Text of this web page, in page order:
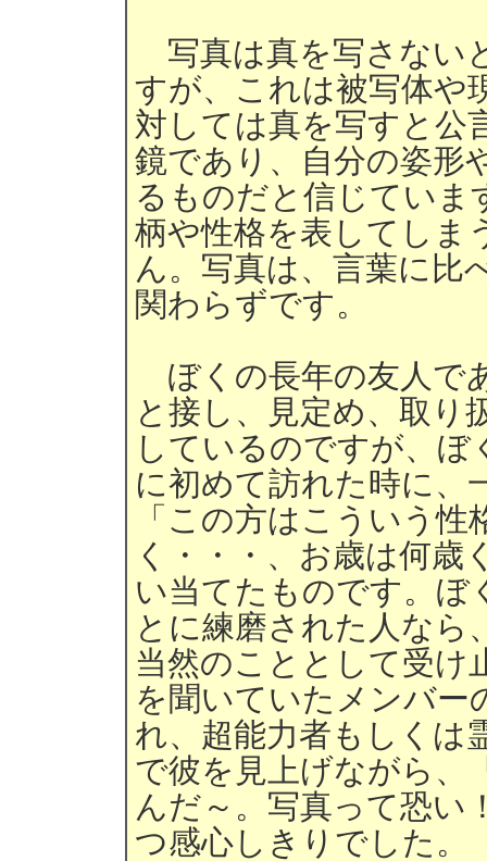
写真は真を写さない
すが、これは被写体や
対しては真を写すと公
鏡であり、自分の姿形
るものだと信じていま
柄や性格を表してしま
ん。写真は、言葉に比
関わらずです。
ぼくの長年の友人で
と接し、見定め、取り
しているのですが、ぼ
に初めて訪れた時に、
「この方はこういう
く・・・、お歳は何歳
い当てたものです。ぼ
とに練磨された人なら
当然のこととして受け
を聞いていたメンバー
れ、超能力者もしくは
で彼を見上げながら
んだ～。写真って恐
つ感心しきりでした。